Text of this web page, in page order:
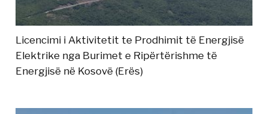
Licencimi i Aktivitetit te Prodhimit të Energjisë
Elektrike nga Burimet e Ripërtërishme të
Energjisë në Kosovë (Erës)